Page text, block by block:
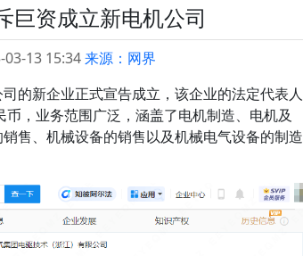
巨资成立新电机公司
13 15:34来源：网界
的新企业正式宣告成立，该企业的法定代表人
，业务范围广泛，涵盖了电机制造、电机及
售、机械设备的销售以及机械电气设备的制造